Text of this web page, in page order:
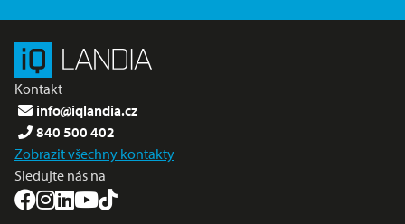
Kontakt
info@iqlandia.cz
840 500 402
Zobrazit všechny kontakty
Sledujte nás na